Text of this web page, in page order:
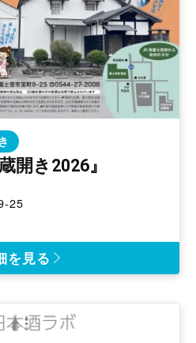
開き2026』
25
を見る